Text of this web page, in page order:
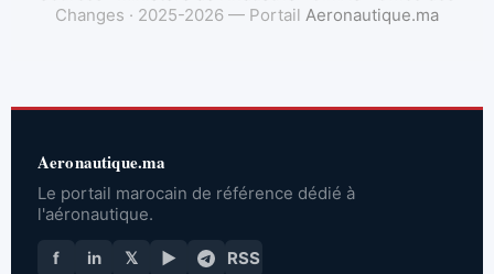
Changes · 2025-2026 — Portail Aeronautique.ma
Aeronautique.ma
Le portail marocain de référence dédié à
l'aéronautique.
f in 𝕏 ▶ RSS